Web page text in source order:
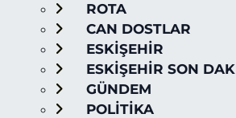
ROTA
CAN DOSTLAR
ESKİŞEHİR
ESKİŞEHİR SON
GÜNDEM
POLİTİKA